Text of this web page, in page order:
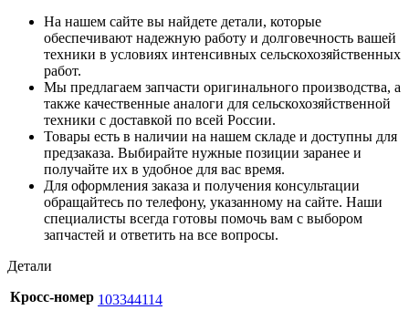
На нашем сайте вы найдете детали, которые
обеспечивают надежную работу и долговечность вашей
техники в условиях интенсивных сельскохозяйственных
работ.
Мы предлагаем запчасти оригинального производства, а
также качественные аналоги для сельскохозяйственной
техники с доставкой по всей России.
Товары есть в наличии на нашем складе и доступны для
предзаказа. Выбирайте нужные позиции заранее и
получайте их в удобное для вас время.
Для оформления заказа и получения консультации
обращайтесь по телефону, указанному на сайте. Наши
специалисты всегда готовы помочь вам с выбором
запчастей и ответить на все вопросы.
Детали
Кросс-номер 103344114